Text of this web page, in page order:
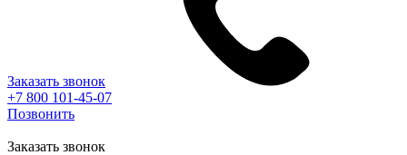
Заказать звонок
+7 800 101-45-07
Позвонить
Заказать звонок